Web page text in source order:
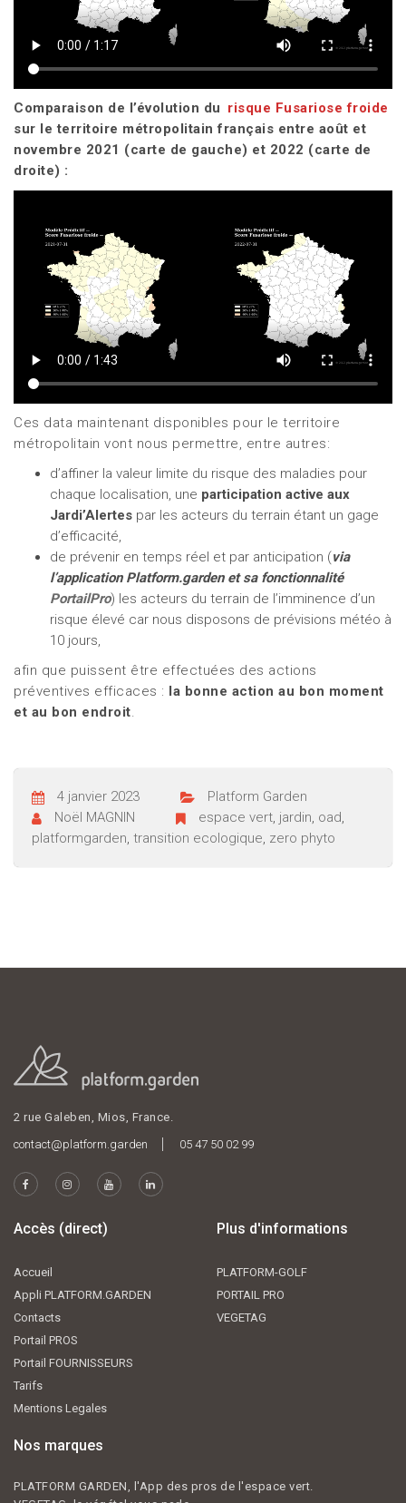
Comparaison de l’évolution du risque Fusariose froide
sur le territoire métropolitain français entre août et
novembre 2021 (carte de gauche) et 2022 (carte de
droite) :
Ces data maintenant disponibles pour le territoire
métropolitain vont nous permettre, entre autres:
d’affiner la valeur limite du risque des maladies pour
chaque localisation, une participation active aux
Jardi’Alertes par les acteurs du terrain étant un gage
d’efficacité,
de prévenir en temps réel et par anticipation (via
l’application Platform.garden et sa fonctionnalité
PortailPro) les acteurs du terrain de l’imminence d’un
risque élevé car nous disposons de prévisions météo à
10 jours,
afin que puissent être effectuées des actions
préventives efficaces : la bonne action au bon moment
et au bon endroit.
4 janvier 2023
Platform Garden
Noël MAGNIN
espace vert, jardin, oad,
platformgarden, transition ecologique, zero phyto
2 rue Galeben, Mios, France.
contact@platform.garden
05 47 50 02 99
Accès (direct)
Accueil
Appli PLATFORM.GARDEN
Contacts
Portail PROS
Portail FOURNISSEURS
Tarifs
Mentions Legales
Plus d'informations
PLATFORM-GOLF
PORTAIL PRO
VEGETAG
Nos marques
PLATFORM GARDEN, l'App des pros de l'espace vert.